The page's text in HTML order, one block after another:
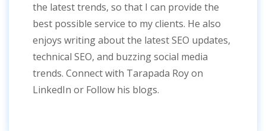
the latest trends, so that I can provide the
best possible service to my clients. He also
enjoys writing about the latest SEO updates,
technical SEO, and buzzing social media
trends. Connect with Tarapada Roy on
LinkedIn or Follow his blogs.